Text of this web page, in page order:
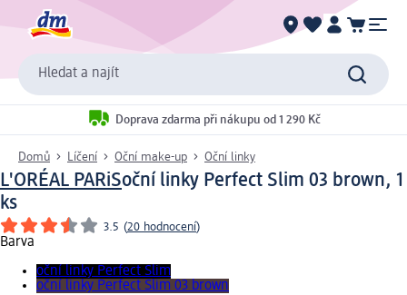
Hledat a najít
Doprava zdarma při nákupu od 1 290 Kč
Domů Líčení Oční make-up Oční linky
L'ORÉAL PARiSoční linky Perfect Slim 03 brown, 1
ks
3.5 (20 hodnocení)
Barva
oční linky Perfect Slim
oční linky Perfect Slim 03 brown